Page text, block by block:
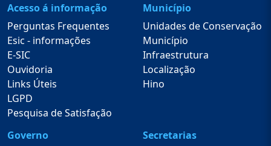
Acesso á informação
Perguntas Frequentes
Esic - informações
E-SIC
Ouvidoria
Links Úteis
LGPD
Pesquisa de Satisfação
Município
Unidades de Conservação
Município
Infraestrutura
Localização
Hino
Governo
Secretarias